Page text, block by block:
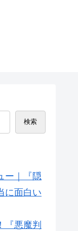
検索
ー｜『隠
に面白い
『悪魔判